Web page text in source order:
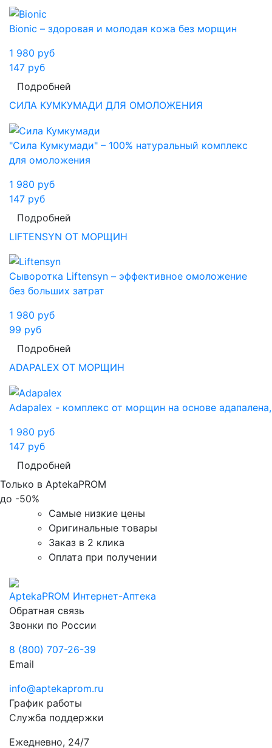
Bionic – здоровая и молодая кожа без морщин
1 980 руб
147 руб
Подробней
СИЛА КУМКУМАДИ ДЛЯ ОМОЛОЖЕНИЯ
"Сила Кумкумади" – 100% натуральный комплекс
для омоложения
1 980 руб
147 руб
Подробней
LIFTENSYN ОТ МОРЩИН
Сыворотка Liftensyn – эффективное омоложение
без больших затрат
1 980 руб
99 руб
Подробней
ADAPALEX ОТ МОРЩИН
Adapalex - комплекс от морщин на основе
1 980 руб
147 руб
Подробней
Только в AptekaPROM
до -50%
Самые низкие цены
Оригинальные товары
Заказ в 2 клика
Оплата при получении
AptekaPROM Интернет-Аптека
Обратная связь
Звонки по России
8 (800) 707-26-39
Email
info@aptekaprom.ru
График работы
Служба поддержки
Ежедневно, 24/7